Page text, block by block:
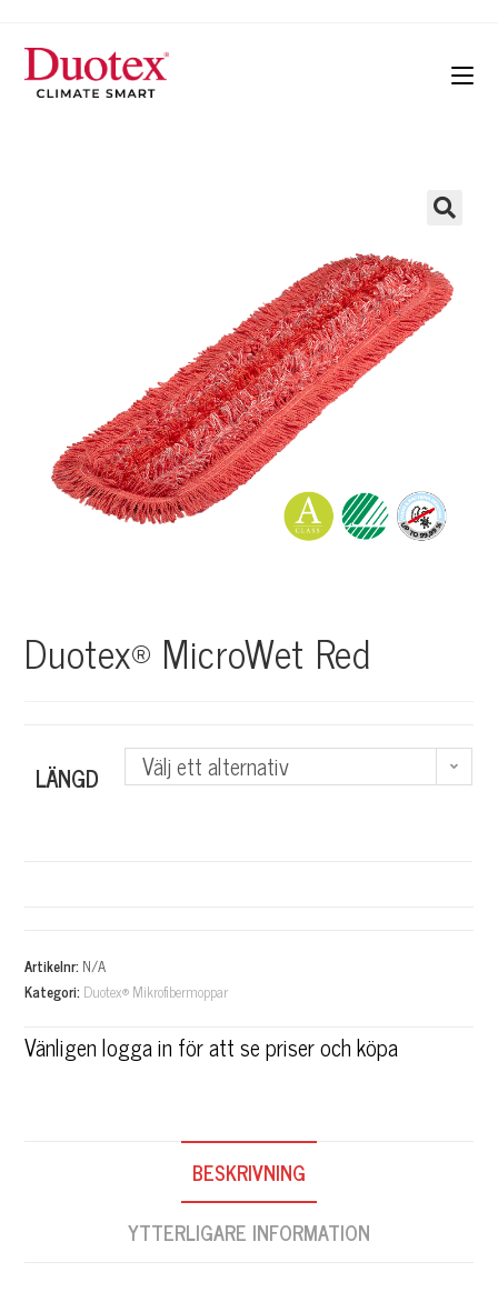
Duotex® MicroWet Red
LÄNGD Välj ett alternativ
l
t
e
Artikelnr: N/A
Kategori: Duotex® Mikrofibermoppar
Vänligen logga in för att se priser och köpa
BESKRIVNING
YTTERLIGARE INFORMATION